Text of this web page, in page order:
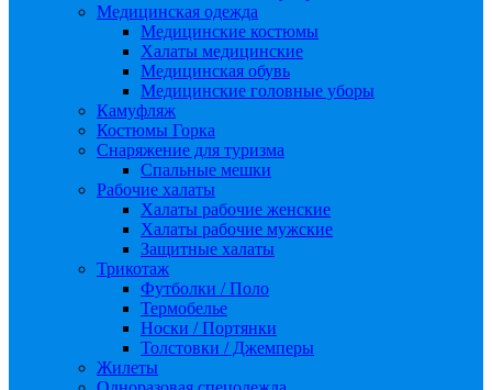
Медицинская одежда
Медицинские костюмы
Халаты медицинские
Медицинская обувь
Медицинские головные уборы
Камуфляж
Костюмы Горка
Снаряжение для туризма
Спальные мешки
Рабочие халаты
Халаты рабочие женские
Халаты рабочие мужские
Защитные халаты
Трикотаж
Футболки / Поло
Термобелье
Носки / Портянки
Толстовки / Джемперы
Жилеты